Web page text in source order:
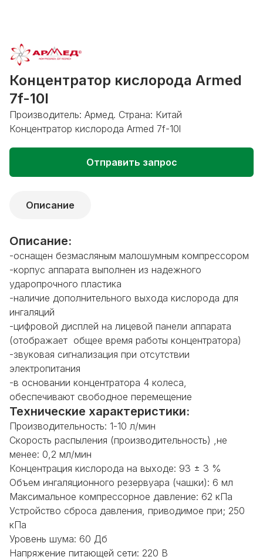
Концентратор кислорода Armed
7f-10l
Производитель: Армед. Страна: Китай
Концентратор кислорода Armed 7f-10l
Отправить запрос
Описание
Описание:
-оснащен безмасляным малошумным компрессором
-корпус аппарата выполнен из надежного
ударопрочного пластика
-наличие дополнительного выхода кислорода для
ингаляций
-цифровой дисплей на лицевой панели аппарата
(отображает общее время работы концентратора)
-звуковая сигнализация при отсутствии
электропитания
-в основании концентратора 4 колеса,
обеспечивают свободное перемещение
Технические характеристики:
Производительность: 1-10 л/мин
Скорость распыления (производительность) ,не
менее: 0,2 мл/мин
Концентрация кислорода на выходе: 93 ± 3 %
Объем ингаляционного резервуара (чашки): 6 мл
Максимальное компрессорное давление: 62 кПа
Устройство сброса давления, приводимое при; 250
кПа
Уровень шума: 60 Дб
Напряжение питающей сети: 220 В